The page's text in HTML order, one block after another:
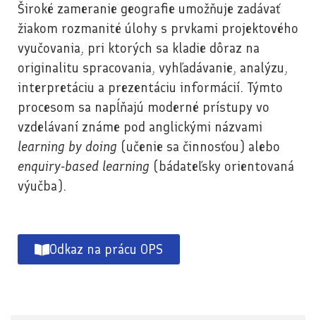
Široké zameranie geografie umožňuje zadávať
žiakom rozmanité úlohy s prvkami projektového
vyučovania, pri ktorých sa kladie dôraz na
originalitu spracovania, vyhľadávanie, analýzu,
interpretáciu a prezentáciu informácií. Týmto
procesom sa napĺňajú moderné prístupy vo
vzdelávaní známe pod anglickými názvami
learning by doing (učenie sa činnosťou) alebo
enquiry-based learning (bádateľsky orientovaná
výučba).
Odkaz na prácu OPS